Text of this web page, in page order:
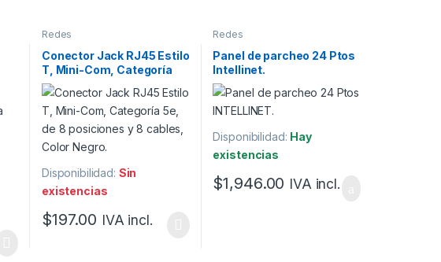
Redes
Conector Jack RJ45 Estilo
T, Mini-Com, Categoría
5e, de 8 posiciones y 8
cables, Color Negro.
Disponibilidad: Sin
existencias
$197.00 IVA incl.
Redes
Panel de parcheo 24 Ptos
Intellinet.
Disponibilidad: Hay
existencias
$1,946.00 IVA incl.